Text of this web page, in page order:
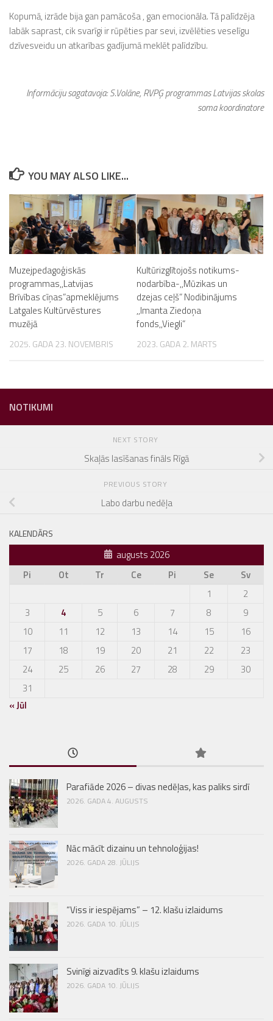
Kopumā, izrāde bija gan pamācoša , gan emocionāla. Tā palīdzēja
labāk saprast, cik svarīgi ir rūpēties par sevi, izvēlēties veselīgu
dzīvesveidu un atkarības gadījumā meklēt palīdzību.
Informāciju sagatavoja: S.Volāne, RVPĢ programmas Latvijas skolas
soma koordinatore
YOU MAY ALSO LIKE...
Muzejpedagoģiskās
programmas,,Latvijas
Brīvības cīņas”apmeklējums
Latgales Kultūrvēstures
muzējā
2025. GADA 23. NOVEMBRIS
Kultūrizglītojošs notikums-
nodarbība-,,Mūzikas un
dzejas ceļš” Nodibinājums
,,Imanta Ziedoņa
fonds,,Viegli”
2023. GADA 2. MARTS
NOTIKUMI
NEXT STORY
Skaļās lasīšanas fināls Rīgā
PREVIOUS STORY
Labo darbu nedēļa
KALENDĀRS
augusts 2026
Pi
Ot Tr Ce Pi Se
Sv
1
2
3
4 5 6 7 8
9
10
11 12 13 14 15
16
17
18 19 20 21 22
23
24
25 26 27 28 29
30
31
« Jūl
Parafiāde 2026 – divas nedēļas, kas paliks sirdī
2026. GADA 4. AUGUSTS
Nāc mācīt dizainu un tehnoloģijas!
2026. GADA 28. JŪLIJS
“Viss ir iespējams” – 12. klašu izlaidums
2026. GADA 10. JŪLIJS
Svinīgi aizvadīts 9. klašu izlaidums
2026. GADA 10. JŪLIJS